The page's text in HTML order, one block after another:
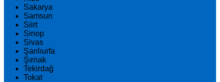
Sakarya
Samsun
Siirt
Sinop
Sivas
Şanlıurfa
Şırnak
Tekirdağ
Tokat